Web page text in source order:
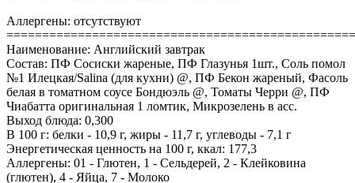
Аллергены: отсутствуют
Наименование: Английский завтрак
Состав: ПФ Сосиски жареные, ПФ Глазунья 1шт., Соль помол
№1 Илецкая/Salina (для кухни) @, ПФ Бекон жареный, Фасоль
белая в томатном соусе Бондюэль @, Томаты Черри @, ПФ
Чиабатта оригинальная 1 ломтик, Микрозелень в асс.
Выход блюда: 0,300
В 100 г: белки - 10,9 г, жиры - 11,7 г, углеводы - 7,1 г
Энергетическая ценность на 100 г, ккал: 177,3
Аллергены: 01 - Глютен, 1 - Сельдерей, 2 - Клейковина
(глютен), 4 - Яйца, 7 - Молоко